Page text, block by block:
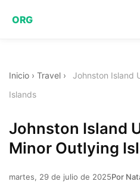
ORG
Inicio › Travel ›
Johnston Island
Islands
Johnston Island
Minor Outlying
martes, 29 de julio de 2025Por